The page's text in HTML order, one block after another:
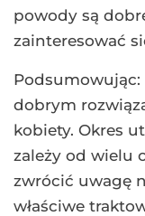
powody są
zainteresować
dobrym
kobiety. Okres
zależy od wielu
zwrócić uwagę
właściwe